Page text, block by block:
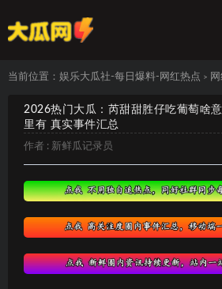
当前位置： 娱乐大瓜社-每日爆料-网红热点 >
2026热门大瓜：芮甜甜胜仔吃葡萄啥
里有 真实事件汇总
作者 : 新鲜瓜记录员